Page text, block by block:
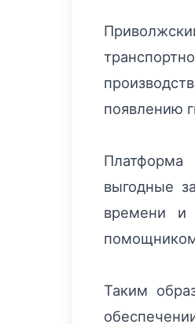
появлению
Платформа
выгодные
времени и
Таким